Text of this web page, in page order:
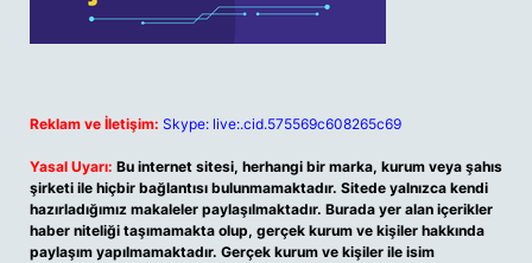
Reklam ve İletişim: Skype: live:.cid.575569c608265c69
Yasal Uyarı: Bu internet sitesi, herhangi bir marka, kurum veya şahıs
şirketi ile hiçbir bağlantısı bulunmamaktadır. Sitede yalnızca kendi
hazırladığımız makaleler paylaşılmaktadır. Burada yer alan içerikler
haber niteliği taşımamakta olup, gerçek kurum ve kişiler hakkında
paylaşım yapılmamaktadır. Gerçek kurum ve kişiler ile isim